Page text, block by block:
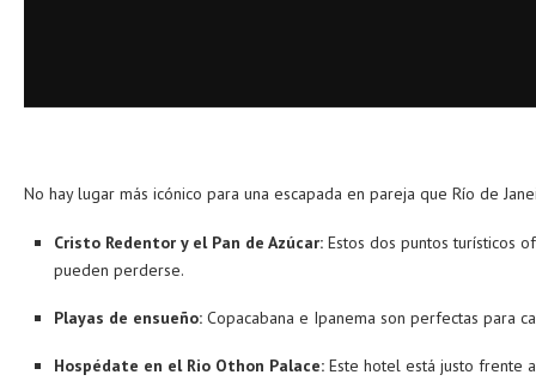
No hay lugar más icónico para una escapada en pareja que Río de
Cristo Redentor y el Pan de Azúcar: Estos dos puntos turísticos
pueden perderse.
Playas de ensueño: Copacabana e Ipanema son perfectas para
Hospédate en el Rio Othon Palace: Este hotel está justo frente